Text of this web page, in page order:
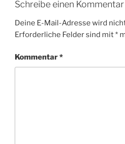
Schreibe einen Kommentar
Deine E-Mail-Adresse wird
Erforderliche Felder sind mit*
Kommentar*